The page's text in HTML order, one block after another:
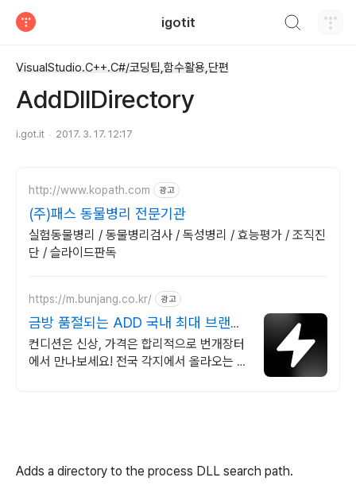
igotit
VisualStudio.C++.C#/코딩팁,함수활용,단편
AddDllDirectory
i.got.it 2017. 3. 17. 12:17
http://www.kopath.com 광고
(주)패스 동물병리 전문기관
실험동물병리 / 동물병리검사 / 독성병리 / 효능평가 / 조직진
단 / 슬라이드판독
https://m.bunjang.co.kr/ 광고
금방 품절되는 ADD 국내 최대 브랜드
중고거래
컨디션은 신상, 가격은 합리적으로 번개장터
에서 만나보세요! 전국 각지에서 올라오는 전
Adds a directory to the process DLL search path.